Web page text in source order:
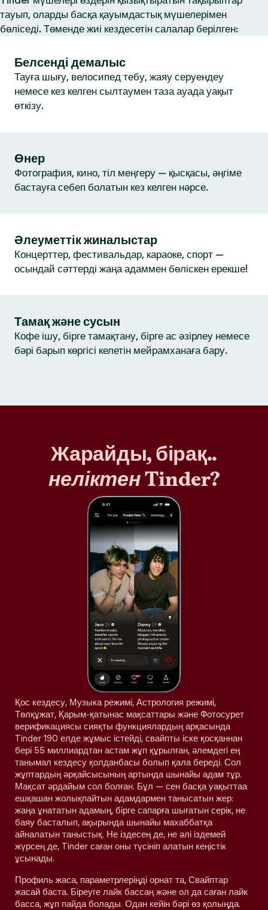
тауып, оларды басқа қауымдастық мүшелерімен
бөліседі. Төменде жиі кездесетін салалар берілген:
Белсенді демалыс
Тауға шығу, велосипед тебу, жаяу серуендеу
немесе кез келген сылтаумен таза ауада уақыт
өткізу.
Өнер
Фотография, кино, тіл меңгеру — қысқасы, әңгіме
бастауға себеп болатын кез келген нәрсе.
Әлеуметтік жиналыстар
Концерттер, фестивальдар, караоке, спорт —
осындай сәттерді жаңа адаммен бөліскен ерекше!
Тамақ және сусын
Кофе ішу, бірге тамақтану, бірге ас әзірлеу немесе
бәрі барып көргісі келетін мейрамханаға бару.
Жарайды, бірақ..
неліктенTinder?
Қос кездесу, Музыка режимі, Астрология режимі,
Төлқұжат, Қарым-қатынас мақсаттары және Фотосурет
верификациясы сияқты функциялардың арқасында
Tinder 190 елде жұмыс істейді, свайпты іске қосқаннан
бері 55 миллиардтан астам жұп құрылған, әлемдегі ең
танымал кездесу қолданбасы болып қала береді. Сол
жұптардың әрқайсысының артында шынайы адам тұр.
Мақсат әрдайым сол болған. Бұл — сен басқа уақыттаа
ешқашан жолықпайтын адамдармен танысатын жер:
жаңа ұнататын адамың, бірге сапарға шығатын серік, не
баяу басталып, ақырында шынайы махаббатқа
айналатын таныстық. Не іздесең де, не әлі іздемей
жүрсең де, Tinder саған оны түсініп алатын кеңістік
ұсынады.
Профиль жаса, параметрлеріңді орнат та, Свайптар
жасай баста. Біреуге лайк бассаң және ол да саған лайк
басса, жұп пайда болады. Одан кейін бәрі өз қолыңда.